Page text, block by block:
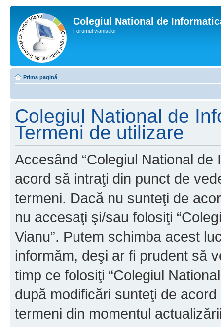
Colegiul National de
Forumul vianistilor
Prima pagină
Colegiul National de
Termeni de utilizare
Accesând “Colegiul National de
acord să intraţi din punct de
termeni. Dacă nu sunteţi de
nu accesaţi şi/sau folosiţi
Vianu”. Putem schimba acest
informăm, deşi ar fi prudent să
timp ce folosiţi “Colegiul
după modificări sunteţi de
termeni din momentul